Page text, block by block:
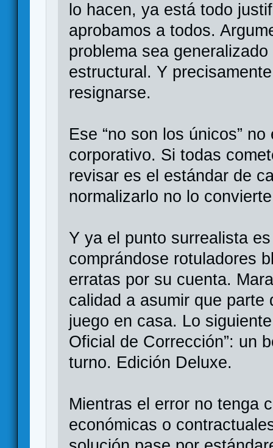
lo hacen, ya está todo
aprobamos a todos.
problema sea
estructural. Y
resignarse.
Ese “no son los únicos”
corporativo. Si todas
revisar es el estándar de
normalizarlo no lo
Y ya el punto surrealista
comprándose rotuladores
erratas por su cuenta.
calidad a asumir que
juego en casa. Lo
Oficial de Corrección”: un
turno. Edición Deluxe.
Mientras el error no tenga
económicas o